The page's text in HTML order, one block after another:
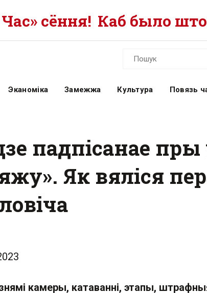
сёння! Каб было
Эканоміка Замежжа Культура Повязь
падпісанае
Як вяліся
камеры, катаванні, этапы,